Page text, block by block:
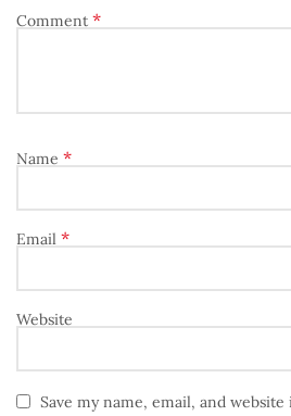
Comment *
Name *
Email *
Website
Save my name, email, and